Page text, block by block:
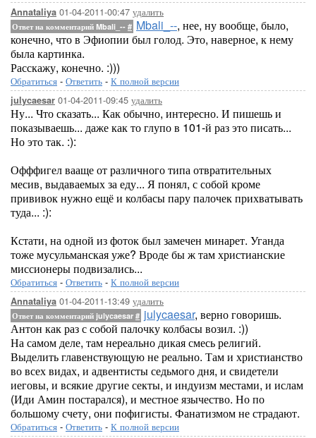
Annataliya 01-04-2011-00:47 удалить
Ответ на комментарий Mbali_-- # Mbali_--, нее, ну вообще, было,
конечно, что в Эфиопии был голод. Это, наверное, к нему
была картинка.
Расскажу, конечно. :)))
Обратиться - Ответить - К полной версии
julycaesar 01-04-2011-09:45 удалить
Ну... Что сказать... Как обычно, интересно. И пишешь и
показываешь... даже как то глупо в 101-й раз это писать...
Но это так. :):
Офффигел вааще от различного типа отвратительных
месив, выдаваемых за еду... Я понял, с собой кроме
прививок нужно ещё и колбасы пару палочек прихватывать
туда... :):
Кстати, на одной из фоток был замечен минарет. Уганда
тоже мусульманская уже? Вроде бы ж там христианские
миссионеры подвизались...
Обратиться - Ответить - К полной версии
Annataliya 01-04-2011-13:49 удалить
Ответ на комментарий julycaesar # julycaesar, верно говоришь.
Антон как раз с собой палочку колбасы возил. :))
На самом деле, там нереально дикая смесь религий.
Выделить главенствующую не реально. Там и христианство
во всех видах, и адвентисты седьмого дня, и свидетели
иеговы, и всякие другие секты, и индуизм местами, и ислам
(Иди Амин постарался), и местное язычество. Но по
большому счету, они пофигисты. Фанатизмом не страдают.
Обратиться - Ответить - К полной версии